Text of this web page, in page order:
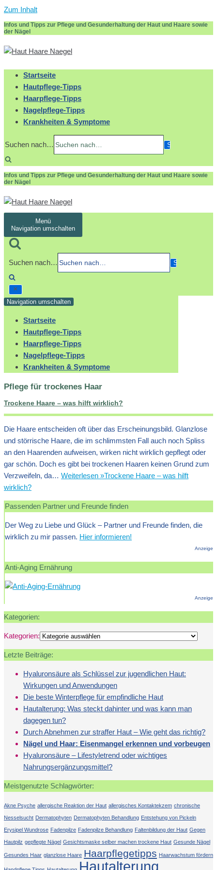
Zum Inhalt
Infos und Tipps zur Pflege und Gesunderhaltung der Haut und Haare sowie
der Nägel
Startseite
Hautpflege-Tipps
Haarpflege-Tipps
Nagelpflege-Tipps
Krankheiten & Symptome
Suchen nach…
Infos und Tipps zur Pflege und Gesunderhaltung der Haut und Haare sowie
der Nägel
Menü
Navigation umschalten
Suchen nach…
Navigation umschalten
Startseite
Hautpflege-Tipps
Haarpflege-Tipps
Nagelpflege-Tipps
Krankheiten & Symptome
Pflege für trockenes Haar
Trockene Haare – was hilft wirklich?
Die Haare entscheiden oft über das Erscheinungsbild. Glanzlose
und störrische Haare, die im schlimmsten Fall auch noch Spliss
an den Haarenden aufweisen, wirken nicht wirklich gepflegt oder
gar schön. Doch es gibt bei trockenen Haaren keinen Grund zum
Verzweifeln, da… Weiterlesen »Trockene Haare – was hilft
wirklich?
Passenden Partner und Freunde finden
Der Weg zu Liebe und Glück – Partner und Freunde finden, die
wirklich zu mir passen. Hier informieren!
Anzeige
Anti-Aging Ernährung
Anzeige
Kategorien:
Kategorien:
Letzte Beiträge:
Hyaluronsäure als Schlüssel zur jugendlichen Haut:
Wirkungen und Anwendungen
Die beste Winterpflege für empfindliche Haut
Hautalterung: Was steckt dahinter und was kann man
dagegen tun?
Durch Abnehmen zur straffer Haut – Wie geht das richtig?
Nägel und Haar: Eisenmangel erkennen und vorbeugen
Hyaluronsäure – Lifestyletrend oder wichtiges
Nahrungsergänzungsmittel?
Meistgenutzte Schlagwörter:
Akne Psyche allergische Reaktion der Haut allergisches Kontaktekzem chronische
Nesselsucht Dermatophyten Dermatophyten Behandlung Entstehung von Pickeln
Erysipel Wundrose Fadenpilze Fadenpilze Behandlung Faltenbildung der Haut Gegen
Hautpilz gepflegte Nägel Gesichtsmaske selber machen trockene Haut Gesunde Nägel
Gesundes Haar glanzlose Haare Haarpflegetipps Haarwachstum fördern
Hautalterung